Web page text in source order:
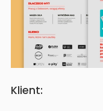
Klient: